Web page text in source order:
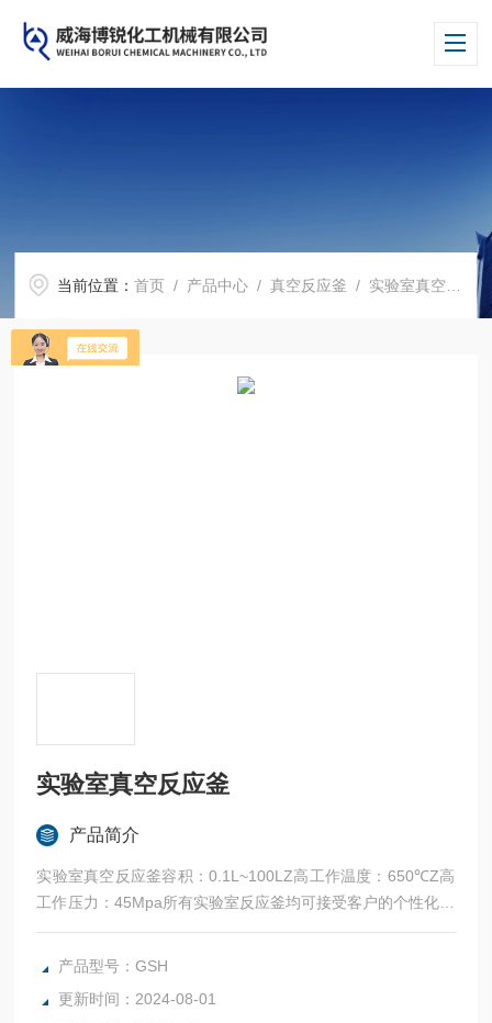
当前位置：首页 / 产品中心 /真空反应釜 / 实验室真空反应釜
实验室真空反应釜
产品简介
实验室真空反应釜容积：0.1L~100LZ高工作温度：650℃Z高
工作压力：45Mpa所有实验室反应釜均可接受客户的个性化定
制。
产品型号：GSH
更新时间：2024-08-01